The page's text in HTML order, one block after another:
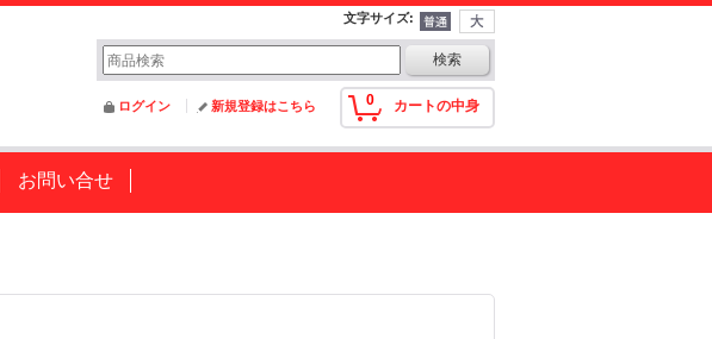
文字サイズ:
0 カートの中身
ログイン 新規登録はこちら
お問い合せ